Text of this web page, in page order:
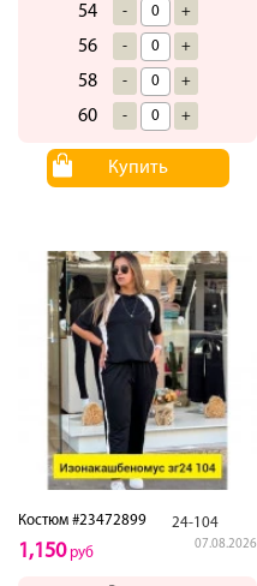
54 - +
56 - +
58 - +
60 - +
Купить
Костюм #23472899 24-104
07.08.2026
1,150руб